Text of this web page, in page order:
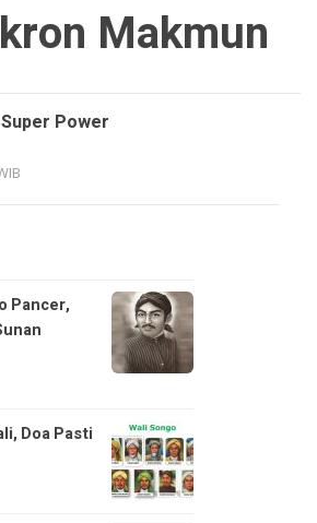
Makmun
Power
Pancer,
Doa Pasti